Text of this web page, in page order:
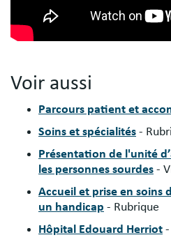
Voir aussi
Parcours patient et
Soins et spécialités -
Présentation de l'unité
les personnes sourdes -
Accueil et prise en soins
un handicap - Rubrique
Hôpital Edouard Herriot